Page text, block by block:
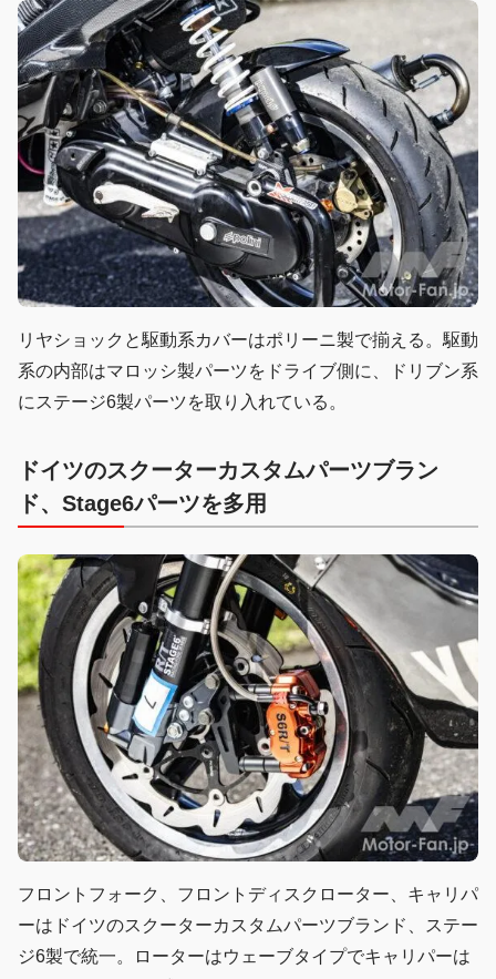
リヤショックと駆動系カバーはポリーニ製で揃える。駆動
系の内部はマロッシ製パーツをドライブ側に、ドリブン系
にステージ6製パーツを取り入れている。
ドイツのスクーターカスタムパーツブラン
ド、Stage6パーツを多用
フロントフォーク、フロントディスクローター、キャリパ
ーはドイツのスクーターカスタムパーツブランド、ステー
ジ6製で統一。ローターはウェーブタイプでキャリパーは